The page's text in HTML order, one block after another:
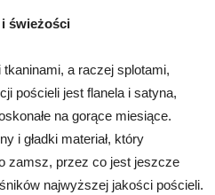
i świeżości
a raczej splotami,
pościeli jest flanela i satyna,
na gorące miesiące.
i gładki materiał, który
zamsz, przez co jest jeszcze
najwyższej jakości pościeli.